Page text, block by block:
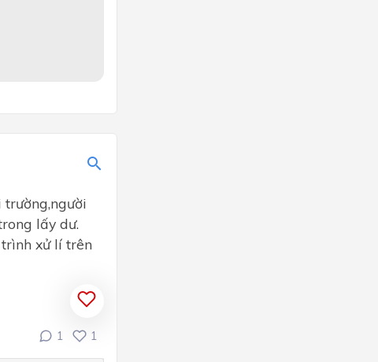
trường,người
lấy dư.
xử lí trên
1 1